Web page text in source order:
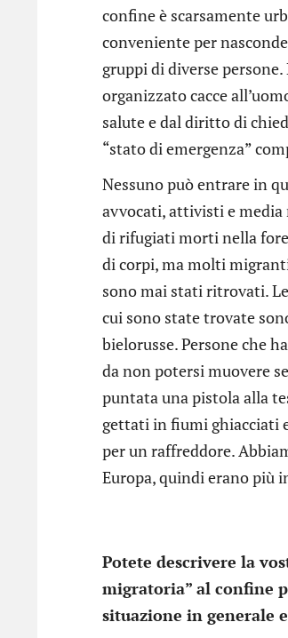
confine è scarsamente
conveniente per
gruppi di diverse
organizzato cacce
salute e dal diritto di
“stato di emergenza”
Nessuno può entrare in
avvocati, attivisti e media
di rifugiati morti nella
di corpi, ma molti
sono mai stati ritrovati.
cui sono state trovate
bielorusse. Persone che
da non potersi muovere
puntata una pistola alla
gettati in fiumi ghiacciati
per un raffreddore.
Europa, quindi erano più
Potete descrivere la
migratoria” al confine
situazione in generale